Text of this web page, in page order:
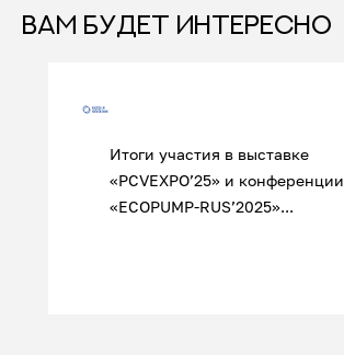
ВАМ БУДЕТ ИНТЕРЕСНО
Итоги участия в выставке
«PCVEXPO’25» и конференции
«ECOPUMP‑RUS’2025»...